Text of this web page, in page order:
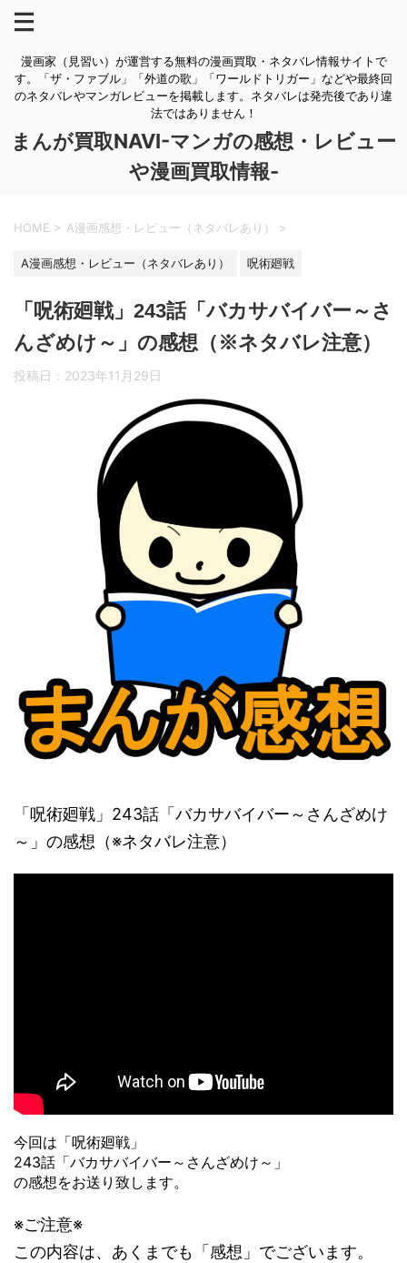
漫画家（見習い）が運営する無料の漫画買取・ネタバレ情報サイトで
す。「ザ・ファブル」「外道の歌」「ワールドトリガー」などや最終回
のネタバレやマンガレビューを掲載します。ネタバレは発売後であり違
法ではありません！
まんが買取NAVI-マンガの感想・レビュー
や漫画買取情報-
HOME > A漫画感想・レビュー（ネタバレあり） >
A漫画感想・レビュー（ネタバレあり） 呪術廻戦
「呪術廻戦」243話「バカサバイバー～さ
んざめけ～」の感想（※ネタバレ注意）
投稿日： 2023年11月29日
「呪術廻戦」243話「バカサバイバー～さんざめけ
～」の感想（※ネタバレ注意）
今回は「呪術廻戦」
243話「バカサバイバー～さんざめけ～」
の感想をお送り致します。
※ご注意※
この内容は、あくまでも「感想」でございます。